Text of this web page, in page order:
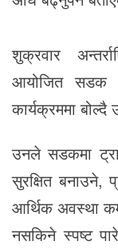
शुक्रवार
आयोजित सडक
कार्यक्रममा
उनले सडकमा
सुरक्षित बनाउने,
आर्थिक अवस्था
नसकिने स्पष्ट